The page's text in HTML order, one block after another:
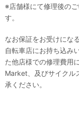
※店舗様にて修理後の
す。
なお保証をお受けにな
自転車店にお持ち込み
た他店様での修理費用
Market、及びサイクル
承ください。